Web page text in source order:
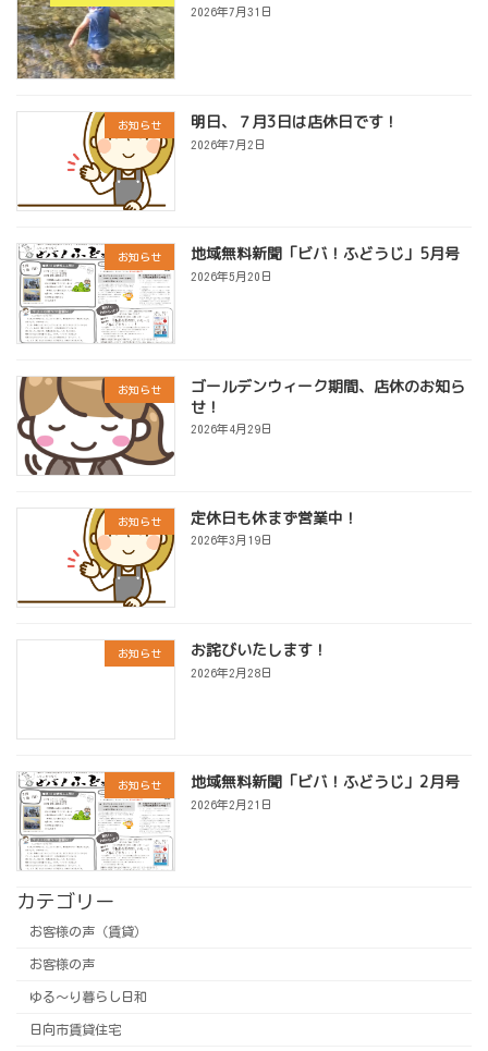
2026年7月31日
お知らせ 明日、７月3日は店休日です！
2026年7月2日
お知らせ 地域無料新聞「ビバ！ふどうじ」5月号
2026年5月20日
お知らせ
ゴールデンウィーク期間、店休のお知ら
せ！
2026年4月29日
お知らせ 定休日も休まず営業中！
2026年3月19日
お知らせ お詫びいたします！
2026年2月28日
お知らせ 地域無料新聞「ビバ！ふどうじ」2月号
2026年2月21日
カテゴリー
お客様の声（賃貸）
お客様の声
ゆる～り暮らし日和
日向市賃貸住宅